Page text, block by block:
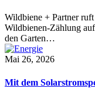
Wildbiene + Partner
Wildbienen-Zählung
den Garten…
Mai 26, 2026
Mit dem